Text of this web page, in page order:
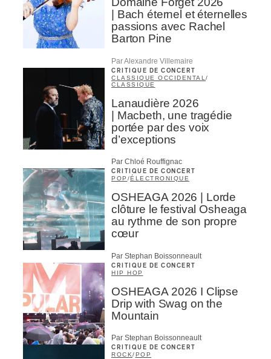
| Bach éternel et éternelles
passions avec Rachel
Barton Pine
Par Alexandre Villemaire
CRITIQUE DE CONCERT
CLASSIQUE OCCIDENTAL /
CLASSIQUE
Lanaudière 2026
| Macbeth, une tragédie
portée par des voix
d’exceptions
Par Chloé Rouffignac
CRITIQUE DE CONCERT
POP /ÉLECTRONIQUE
OSHEAGA 2026 | Lorde
clôture le festival Osheaga
au rythme de son propre
cœur
Par Stephan Boissonneault
CRITIQUE DE CONCERT
HIP HOP
OSHEAGA 2026 I Clipse
Drip with Swag on the
Mountain
Par Stephan Boissonneault
CRITIQUE DE CONCERT
ROCK/POP